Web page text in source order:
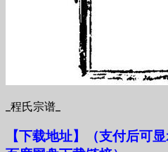
_程氏宗谱_
【下载地址】
（支付后可